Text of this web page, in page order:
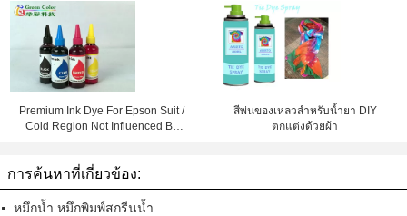
Premium Ink Dye For Epson Suit /
Cold Region Not Influenced By
สีพ่นของเหลวสำหรับน้ำยา DIY
ตกแต่งด้วยผ้า
การค้นหาที่เกี่ยวข้อง:
หมึกน้ำ หมึกพิมพ์สกรีนน้ำ